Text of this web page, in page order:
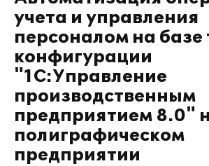
учета и управления
персоналом на базе
конфигурации
"1С:Управление
производственным
предприятием 8.0"
полиграфическом
предприятии